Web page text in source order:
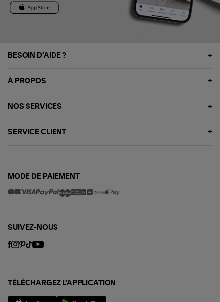
BESOIN D'AIDE ?
À PROPOS
NOS SERVICES
SERVICE CLIENT
MODE DE PAIEMENT
SUIVEZ-NOUS
TÉLÉCHARGEZ L'APPLICATION